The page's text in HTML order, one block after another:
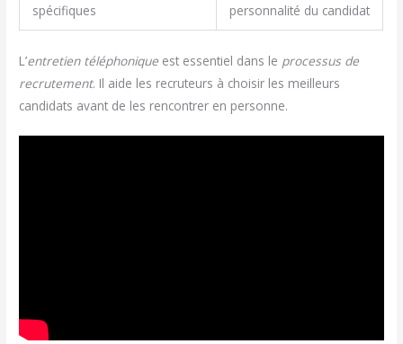
spécifiques
personnalité du candidat
L’entretien téléphonique est essentiel dans le processus de
recrutement. Il aide les recruteurs à choisir les meilleurs
candidats avant de les rencontrer en personne.